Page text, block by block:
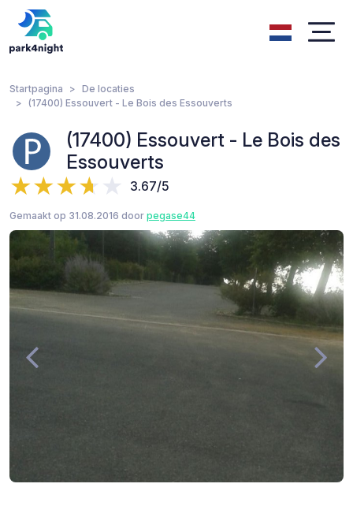
Startpagina
De locaties
(17400) Essouvert - Le Bois des Essouverts
(17400) Essouvert - Le Bois des
Essouverts
3.67/5
Gemaakt op 31.08.2016 door pegase44